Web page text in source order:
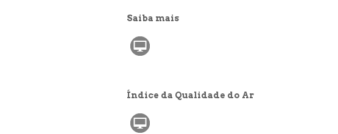
Saiba mais
Índice da Qualidade do Ar